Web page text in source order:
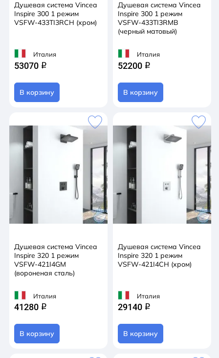
Душевая система Vincea
Inspire 300 1 режим
VSFW-433TI3RCH (хром)
Италия
53070 q
В корзину
Душевая система Vincea
Inspire 300 1 режим
VSFW-433TI3RMB
(черный матовый)
Италия
52200 q
В корзину
Душевая система Vincea
Inspire 320 1 режим
VSFW-421I4GM
(вороненая сталь)
Италия
41280 q
В корзину
Душевая система Vincea
Inspire 320 1 режим
VSFW-421I4CH (хром)
Италия
29140 q
В корзину